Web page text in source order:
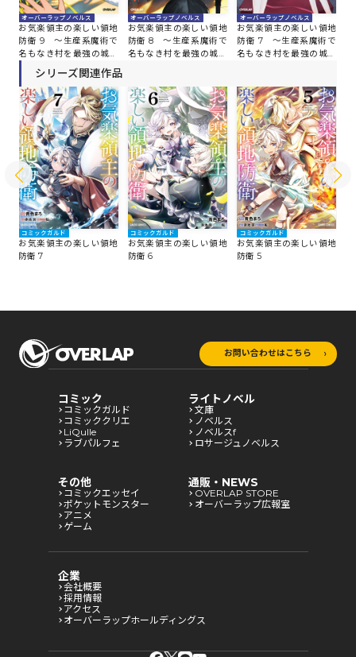
オーバーラップノベルス
お気楽領主の楽しい領地
防衛 9 ～生産系魔術で
名もなき村を最強の城塞
都市に～
オーバーラップノベルス
お気楽領主の楽しい領地
防衛 8 ～生産系魔術で
名もなき村を最強の城塞
オーバーラップノベルス
お気楽領主の楽しい領地
防衛 7 ～生産系魔術で
名もなき村を最強の城塞
シリーズ関連作品
コミックガルド
お気楽領主の楽しい領地
防衛 7
コミックガルド
お気楽領主の楽しい領地
防衛 6
コミックガルド
お気楽領主の楽しい領地
防衛 5
お問い合わせはこちら
コミック
コミックガルド
コミッククリエ
LiQulle
ラブパルフェ
ライトノベル
文庫
ノベルス
ノベルスf
ロサージュノベルス
その他
コミックエッセイ
ポケットモンスター
アニメ
ゲーム
通販・NEWS
OVERLAP STORE
オーバーラップ広報室
企業
会社概要
採用情報
アクセス
オーバーラップホールディングス